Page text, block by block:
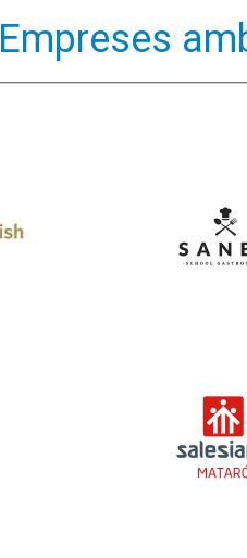
Empreses